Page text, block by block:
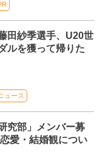
田紗季選手、U20世
ルを獲って帰りた
ュース
究部」メンバー募
愛・結婚観につい